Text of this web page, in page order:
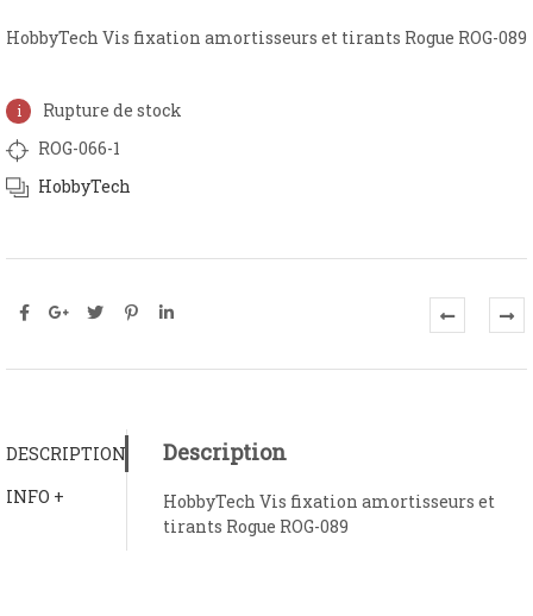
HobbyTech Vis fixation amortisseurs et tirants Rogue ROG-089
Rupture de stock
ROG-066-1
HobbyTech
DESCRIPTION
INFO +
Description
HobbyTech Vis fixation amortisseurs et
tirants Rogue ROG-089